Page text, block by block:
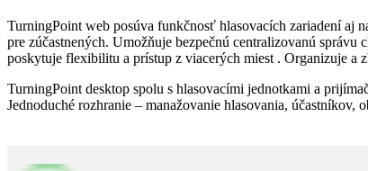
TurningPoint web posúva funkčnosť hlasovacích zariadení aj
pre zúčastnených. Umožňuje bezpečnú centralizovanú
poskytuje flexibilitu a prístup z viacerých miest . Organizuje a
TurningPoint desktop spolu s hlasovacími jednotkami a
Jednoduché rozhranie – manažovanie hlasovania, účastníkov,